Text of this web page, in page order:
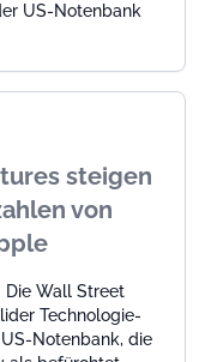
US-Notenbank
steigen
von
Die Wall Street
Technologie-
Notenbank, die